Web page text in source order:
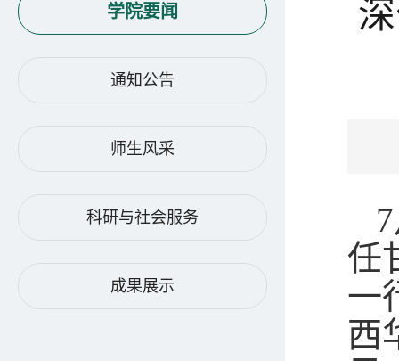
学院要闻
通知公告
师生风采
科研与社会服务
成果展示
7
任
一
西